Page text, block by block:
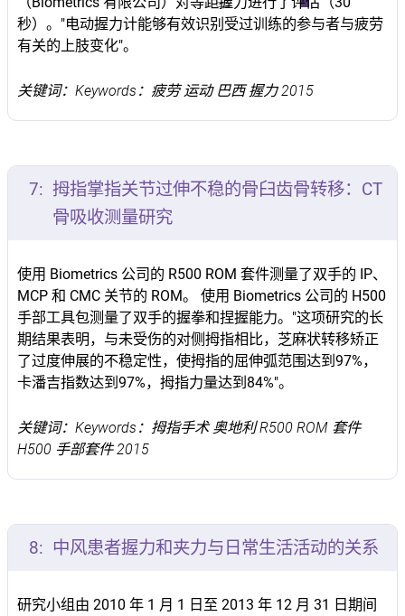
秒）。"电动握力计能够有效识别受过训练的参与者与疲劳
有关的上肢变化"。
关键词：Keywords：疲劳 运动 巴西 握力 2015
7: 拇指掌指关节过伸不稳的骨臼齿骨转移：CT
骨吸收测量研究
使用 Biometrics 公司的 R500 ROM 套件测量了双手的 IP、
MCP 和 CMC 关节的 ROM。 使用 Biometrics 公司的 H500
手部工具包测量了双手的握拳和捏握能力。"这项研究的长
期结果表明，与未受伤的对侧拇指相比，芝麻状转移矫正
了过度伸展的不稳定性，使拇指的屈伸弧范围达到97%，
卡潘吉指数达到97%，拇指力量达到84%"。
关键词：Keywords：拇指手术 奥地利 R500 ROM 套件
H500 手部套件 2015
8: 中风患者握力和夹力与日常生活活动的关系
研究小组由 2010 年 1 月 1 日至 2013 年 12 月 31 日期间